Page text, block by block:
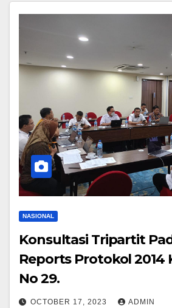
NASIONAL
Konsultasi Tripartit
Reports Protokol 2014
No 29.
OCTOBER 17, 2023 ADMIN